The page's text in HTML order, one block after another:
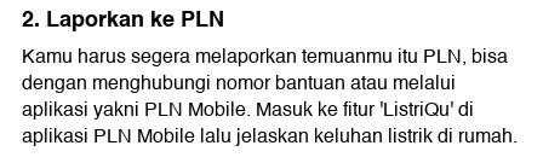
2. Laporkan ke PLN
Kamu harus segera melaporkan temuanmu itu PLN, bisa
dengan menghubungi nomor bantuan atau melalui
aplikasi yakni PLN Mobile. Masuk ke fitur 'ListriQu' di
aplikasi PLN Mobile lalu jelaskan keluhan listrik di rumah.